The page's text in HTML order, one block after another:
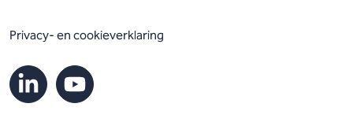
Privacy- en cookieverklaring